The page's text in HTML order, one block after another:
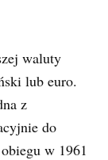
waluty
lub euro.
z
do
w 1961